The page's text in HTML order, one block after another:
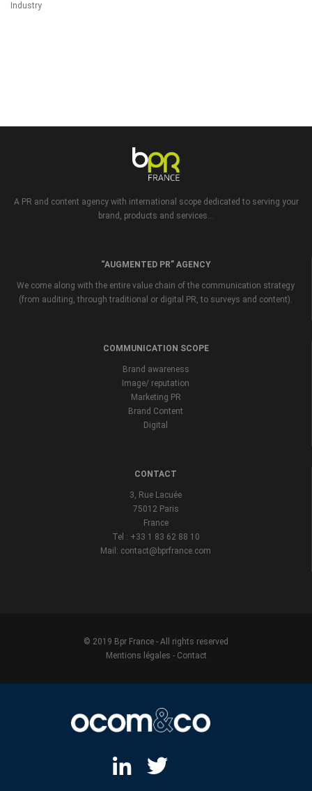
Industry
A PR and content agency with international scope dedicated to serving your
brand, products and services...
“AUGMENTED PR” AGENCY
We come along with the entire value chain of the communication strategy
(from auditing, through traditional or digital PR, to surveys and content).
COMMUNICATION SCOPE
Brand awareness
Image/ reputation
Marketing PR
Brand Content
Digital
CONTACT
3, Rue Lacuée
75012 Paris
France
Tel : +33 1 83 62 88 10
Mail: contact@bprfrance.com
© 2019 Bpr France - All rights reserved
Mentions légales - Contact